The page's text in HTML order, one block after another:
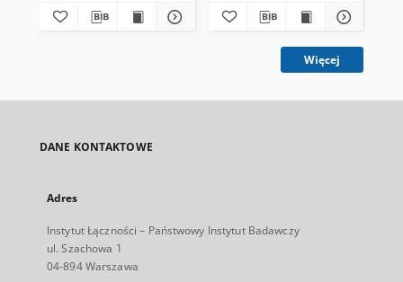
Więcej
DANE KONTAKTOWE
Adres
Instytut Łączności – Państwowy Instytut Badawczy
ul. Szachowa 1
04-894 Warszawa